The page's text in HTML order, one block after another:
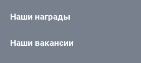
Наши награды
Наши вакансии